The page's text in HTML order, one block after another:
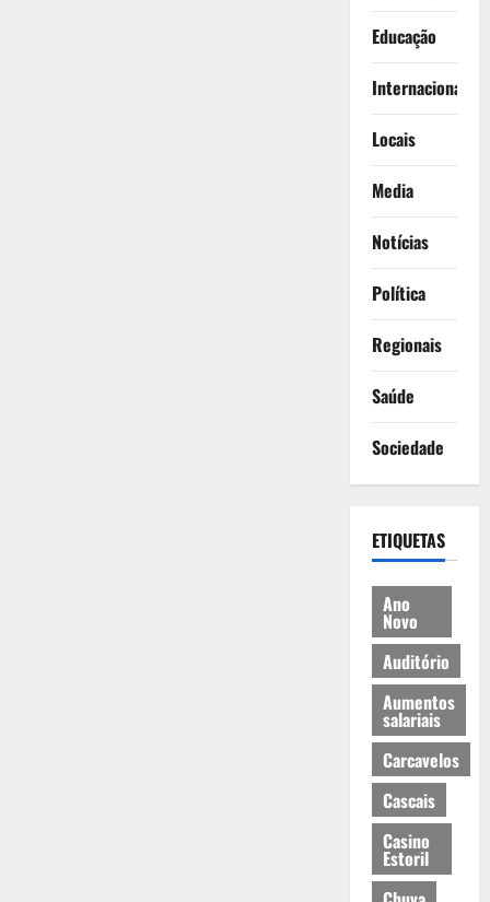
Educação
Internacionais
Locais
Media
Notícias
Política
Regionais
Saúde
Sociedade
ETIQUETAS
Ano
Novo
Auditório
Aumentos
salariais
Carcavelos
Cascais
Casino
Estoril